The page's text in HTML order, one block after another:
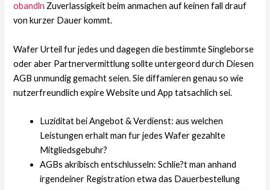
obandln Zuverlassigkeit beim anmachen auf keinen fall drauf
von kurzer Dauer kommt.
Wafer Urteil fur jedes und dagegen die bestimmte Singleborse
oder aber Partnervermittlung sollte untergeord durch Diesen
AGB unmundig gemacht seien. Sie diffamieren genau so wie
nutzerfreundlich expire Website und App tatsachlich sei.
Luziditat bei Angebot & Verdienst: aus welchen
Leistungen erhalt man fur jedes Wafer gezahlte
Mitgliedsgebuhr?
AGBs akribisch entschlusseln: Schlie?t man anhand
irgendeiner Registration etwa das Dauerbestellung